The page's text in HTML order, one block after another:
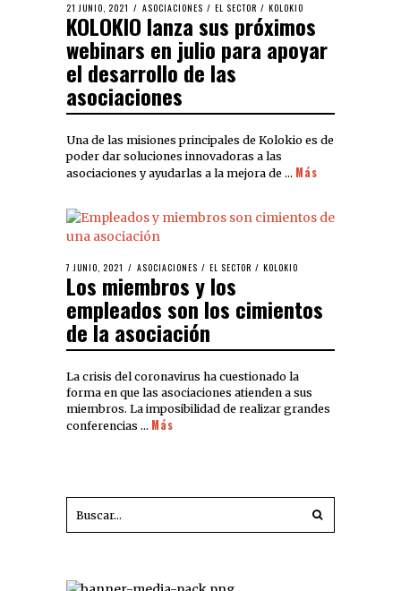
21 JUNIO, 2021 ASOCIACIONES / EL SECTOR / KOLOKIO
KOLOKIO lanza sus próximos
webinars en julio para apoyar
el desarrollo de las
asociaciones
Una de las misiones principales de Kolokio es de
poder dar soluciones innovadoras a las
asociaciones y ayudarlas a la mejora de … Más
7 JUNIO, 2021 ASOCIACIONES / EL SECTOR / KOLOKIO
Los miembros y los
empleados son los cimientos
de la asociación
La crisis del coronavirus ha cuestionado la
forma en que las asociaciones atienden a sus
miembros. La imposibilidad de realizar grandes
conferencias … Más